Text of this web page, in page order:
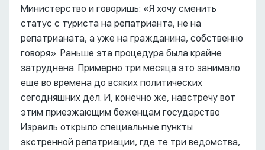
Министерство и говоришь: «Я хочу сменить
статус с туриста на репатрианта, не на
репатрианата, а уже на гражданина, собственно
говоря». Раньше эта процедура была крайне
затруднена. Примерно три месяца это занимало
еще во времена до всяких политических
сегодняшних дел. И, конечно же, навстречу вот
этим приезжающим беженцам государство
Израиль открыло специальные пункты
экстренной репатриации, где те три ведомства,